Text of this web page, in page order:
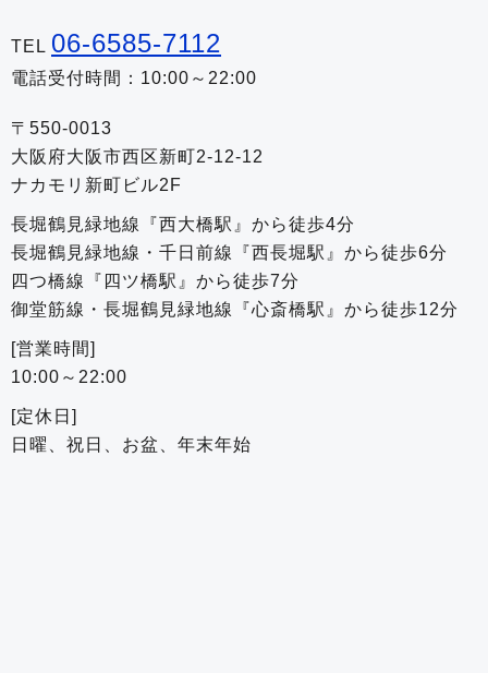
TEL 06-6585-7112
電話受付時間：10:00～22:00
〒550-0013
大阪府大阪市西区新町2-12-12
ナカモリ新町ビル2F
長堀鶴見緑地線『西大橋駅』から徒歩4分
長堀鶴見緑地線・千日前線『西長堀駅』から徒歩6分
四つ橋線『四ツ橋駅』から徒歩7分
御堂筋線・長堀鶴見緑地線『心斎橋駅』から徒歩12分
[営業時間]
10:00～22:00
[定休日]
日曜、祝日、お盆、年末年始